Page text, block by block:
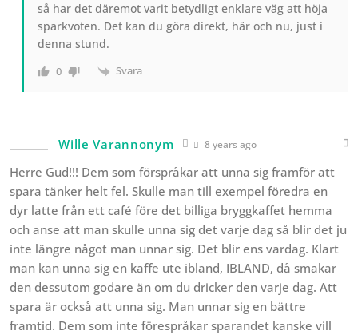
så har det däremot varit betydligt enklare väg att höja
sparkvoten. Det kan du göra direkt, här och nu, just i
denna stund.
0 Svara
Wille Varannonym 8 years ago
Herre Gud!!! Dem som förspråkar att unna sig framför att
spara tänker helt fel. Skulle man till exempel föredra en
dyr latte från ett café före det billiga bryggkaffet hemma
och anse att man skulle unna sig det varje dag så blir det ju
inte längre något man unnar sig. Det blir ens vardag. Klart
man kan unna sig en kaffe ute ibland, IBLAND, då smakar
den dessutom godare än om du dricker den varje dag. Att
spara är också att unna sig. Man unnar sig en bättre
framtid. Dem som inte förespråkar sparandet kanske vill